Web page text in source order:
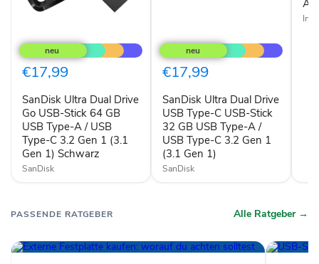
Ultra
Dual
Drive
Go
Stick
64
GB
USB
Type-
A
3.2
1
(3.1
€17,99
SanDisk Ultra Dual Drive
Go USB-Stick 64 GB
USB Type-A / USB
Type-C 3.2 Gen 1 (3.1
Gen 1) Schwarz
SanDisk
Ultra
Dual
Drive
USB
C
USB-
Stick
32
GB
USB
Type-
3.2
Gen
€17,99
SanDisk Ultra Dual Drive
USB Type-C USB-Stick
32 GB USB Type-A /
USB Type-C 3.2 Gen 1
(3.1 Gen 1)
SanDisk
2.0
A
PASSENDE RATGEBER Alle Ratgeber →